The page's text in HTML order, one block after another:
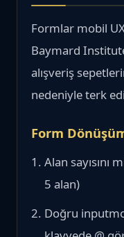
Formlar mobil
Baymard
alışveriş
nedeniyle terk
Form
Alan
5 alan)
Doğru